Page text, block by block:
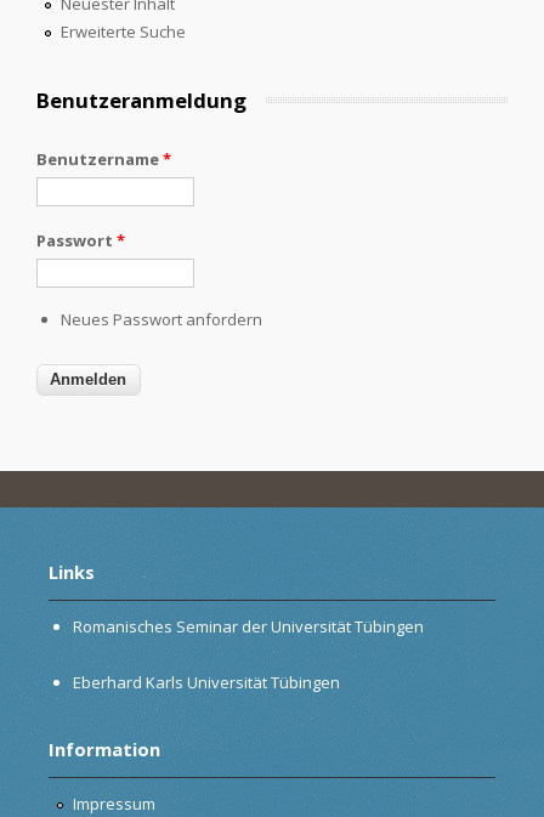
Erweiterte Suche
Benutzeranmeldung
Benutzername*
Passwort *
Neues Passwort anfordern
Links
Romanisches Seminar der Universität Tübingen
Eberhard Karls Universität Tübingen
Information
Impressum